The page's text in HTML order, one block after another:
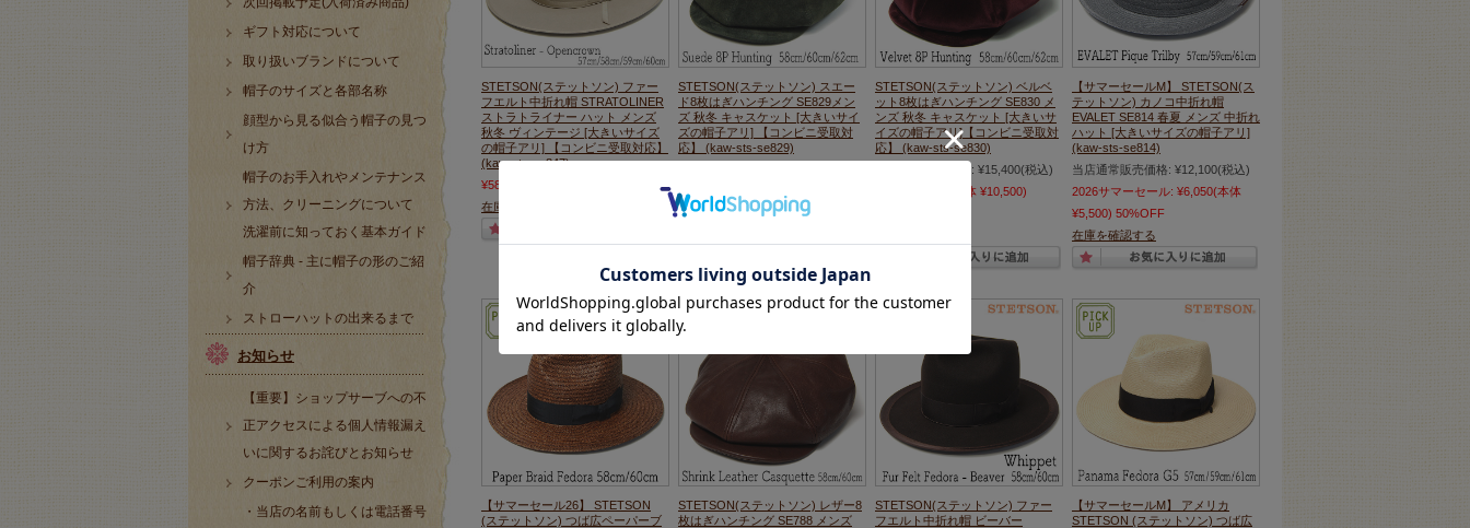
STETSON(ステットソン) ファー
フエルト中折れ帽 STRATOLINER
ストラトライナー ハット メンズ
秋冬 ヴィンテージ [大きいサイズ
の帽子アリ] 【コンビニ受取対応】
(kaw-sts-se847)
¥58,300
在庫を確認する
STETSON(ステットソン) スエー
ド8枚はぎハンチング SE829メン
ズ 秋冬 キャスケット [大きいサイ
ズの帽子アリ] 【コンビニ受取対
応】 (kaw-sts-se829)
価格:
25%OFF
STETSON(ステットソン) ベルベ
ット8枚はぎハンチング SE830 メ
ンズ 秋冬 キャスケット [大きいサ
イズの帽子アリ]【コンビニ受取対
応】 (kaw-sts-se830)
当店通常販売価格: ¥15,400(税込)
(本体 ¥10,500)
【サマーセールM】 STETSON(ス
テットソン) カノコ中折れ帽
EVALET SE814 春夏 メンズ 中折れ
ハット [大きいサイズの帽子アリ]
(kaw-sts-se814)
当店通常販売価格: ¥12,100(税込)
2026サマーセール: ¥6,050(本体
¥5,500) 50%OFF
在庫を確認する
【サマーセール26】 STETSON
(ステットソン) つば広ペーパーブ
STETSON(ステットソン) レザー8
枚はぎハンチング SE788 メンズ
STETSON(ステットソン) ファー
フエルト中折れ帽 ビーバー
【サマーセールM】 アメリカ
STETSON (ステットソン) つば広
ギフト対応について
取り扱いブランドについて
帽子のサイズと各部名称
顔型から見る似合う帽子の見つ
け方
帽子のお手入れやメンテナンス
方法、クリーニングについて
洗濯前に知っておく基本ガイド
帽子辞典 - 主に帽子の形のご紹
介
ストローハットの出来るまで
お知らせ
【重要】ショップサーブへの不
正アクセスによる個人情報漏え
いに関するお詫びとお知らせ
クーポンご利用の案内
・当店の名前もしくは電話番号